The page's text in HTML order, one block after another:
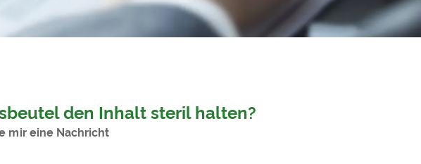
den Inhalt steril halten?
mir eine Nachricht